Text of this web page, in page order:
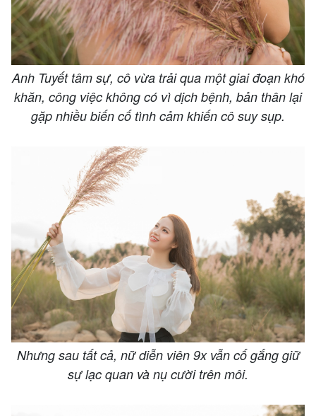
Anh Tuyết tâm sự, cô vừa trải qua một giai đoạn khó
khăn, công việc không có vì dịch bệnh, bản thân lại
gặp nhiều biến cố tình cảm khiến cô suy sụp.
Nhưng sau tất cả, nữ diễn viên 9x vẫn cố gắng giữ
sự lạc quan và nụ cười trên môi.